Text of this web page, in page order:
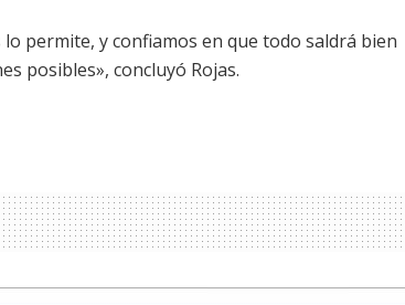
permite, y confiamos en que todo saldrá bien
posibles», concluyó Rojas.